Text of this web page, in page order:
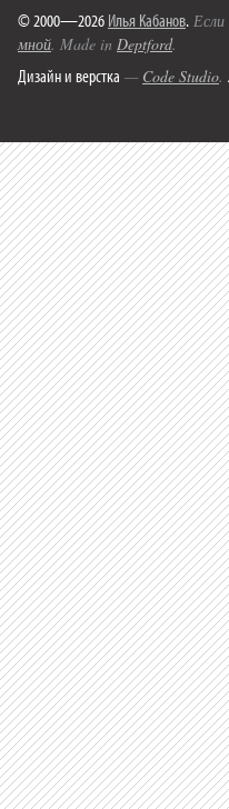
© 2000—2026 Илья Кабанов.
мной. Made in Deptford.
Дизайн и верстка — Code Studio.